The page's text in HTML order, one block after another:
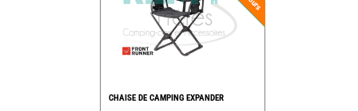
CHAISE DE CAMPING EXPANDER